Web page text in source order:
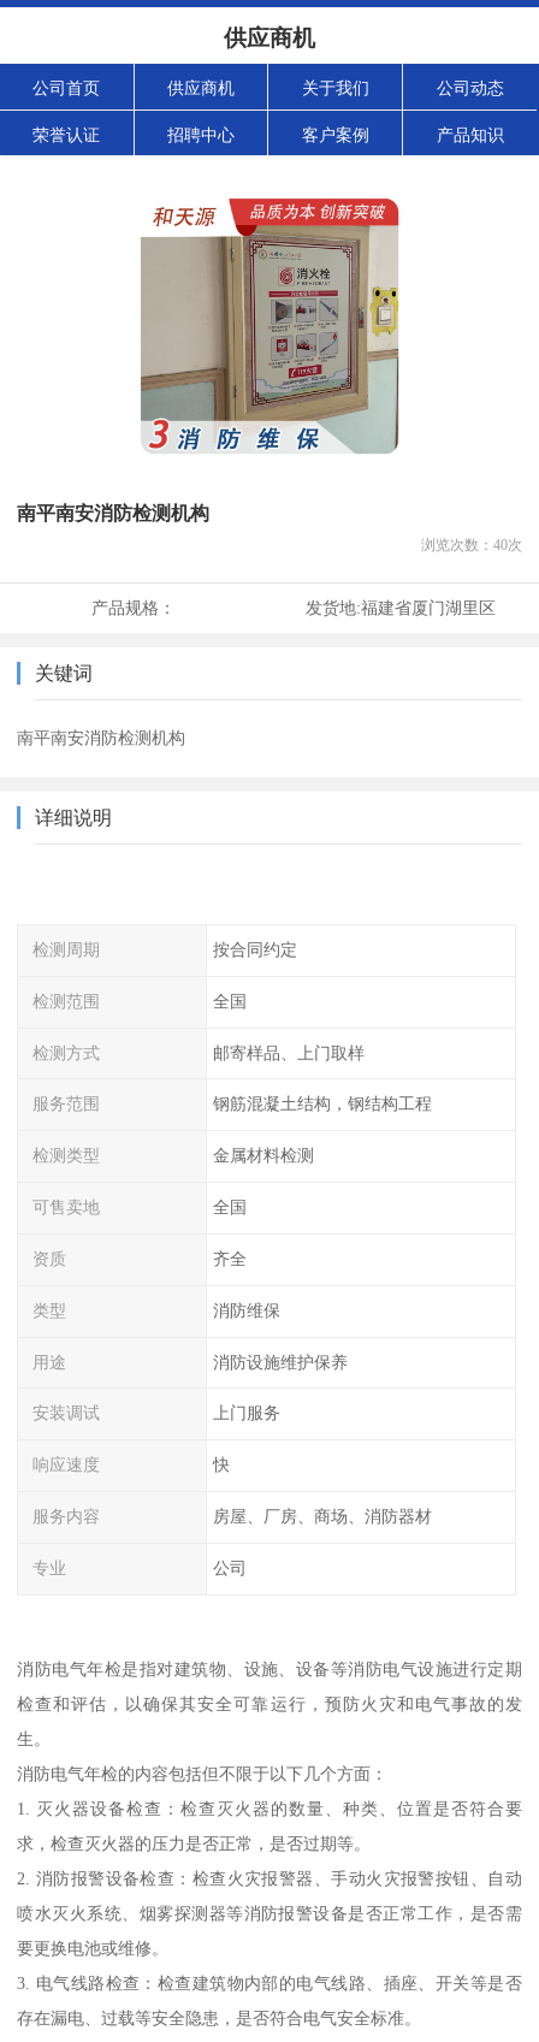
供应商机
公司首页 供应商机 关于我们 公司动态
荣誉认证 招聘中心 客户案例 产品知识
南平南安消防检测机构
浏览次数： 40次
产品规格： 发货地:福建省厦门湖里区
关键词
南平南安消防检测机构
详细说明
检测周期 按合同约定
检测范围 全国
检测方式 邮寄样品、上门取样
服务范围 钢筋混凝土结构，钢结构工程
检测类型 金属材料检测
可售卖地 全国
资质 齐全
类型 消防维保
用途 消防设施维护保养
安装调试 上门服务
响应速度 快
服务内容 房屋、厂房、商场、消防器材
专业 公司
消防电气年检是指对建筑物、设施、设备等消防电气设施进行定期
检查和评估，以确保其安全可靠运行，预防火灾和电气事故的发
生。
消防电气年检的内容包括但不限于以下几个方面：
1. 灭火器设备检查：检查灭火器的数量、种类、位置是否符合要
求，检查灭火器的压力是否正常，是否过期等。
2. 消防报警设备检查：检查火灾报警器、手动火灾报警按钮、自动
喷水灭火系统、烟雾探测器等消防报警设备是否正常工作，是否需
要更换电池或维修。
3. 电气线路检查：检查建筑物内部的电气线路、插座、开关等是否
存在漏电、过载等安全隐患，是否符合电气安全标准。